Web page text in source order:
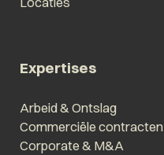
Expertises
Arbeid & Ontslag
Commerciële contracten
Corporate & M&A